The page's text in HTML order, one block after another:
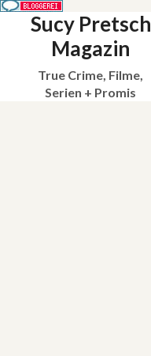
Sucy Pretsch
Magazin
True Crime, Filme,
Serien + Promis